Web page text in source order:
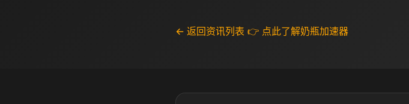
← 返回资讯列表 👉 点此了解奶瓶加速器